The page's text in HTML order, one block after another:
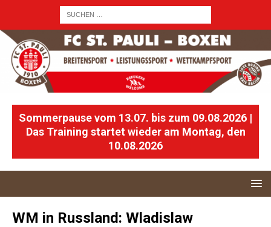
Sommerpause vom 13.07. bis zum 09.08.2026 |
Das Training startet wieder am Montag, den
10.08.2026
WM in Russland: Wladislaw